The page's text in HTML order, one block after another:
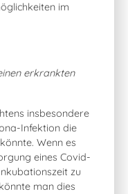
im
erkrankten
insbesondere
Infektion die
Wenn es
eines Covid-
zu
man dies